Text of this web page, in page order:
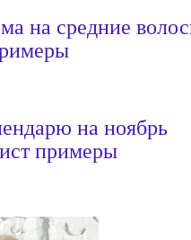
на средние
на ноябрь
примеры